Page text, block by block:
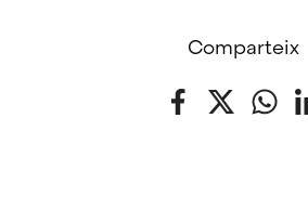
Comparteix
Facebook
Twitter